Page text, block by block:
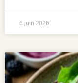
6 juin 2026